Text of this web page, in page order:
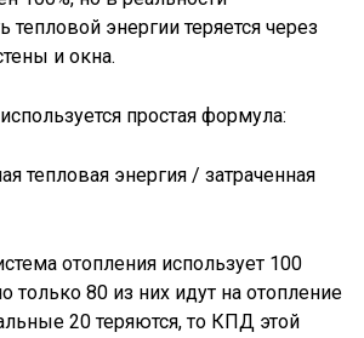
тепловой энергии теряется через
и окна.
простая формула:
тепловая энергия / затраченная
отопления использует 100
только 80 из них идут на отопление
20 теряются, то КПД этой